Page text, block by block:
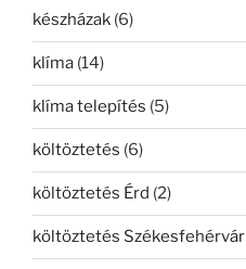
készházak (6)
klíma (14)
klíma telepítés (5)
költöztetés (6)
költöztetés Érd (2)
költöztetés Székesfehérvár